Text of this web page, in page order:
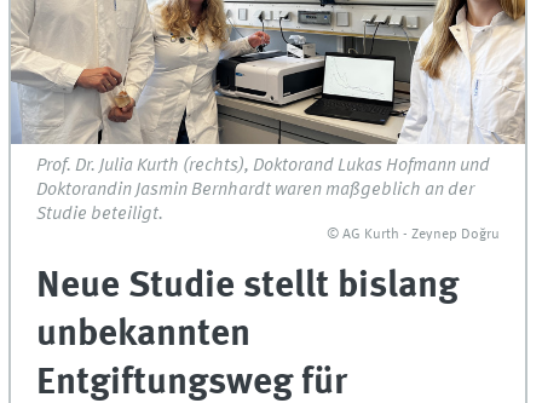
Prof. Dr. Julia Kurth (rechts), Doktorand Lukas Hofmann und
Doktorandin Jasmin Bernhardt waren maßgeblich an der
Studie beteiligt.
© AG Kurth - Zeynep Doğru
Neue Studie stellt bislang
unbekannten
Entgiftungsweg für